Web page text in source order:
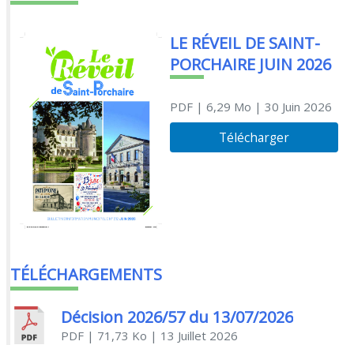
LE RÉVEIL DE SAINT-
PORCHAIRE JUIN 2026
PDF| 6,29 Mo | 30 Juin 2026
Télécharger
TÉLÉCHARGEMENTS
Décision 2026/57 du 13/07/2026
PDF| 71,73 Ko | 13 Juillet 2026